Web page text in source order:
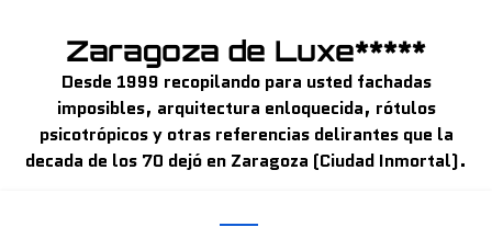
Zaragoza de Luxe*****
Desde 1999 recopilando para usted fachadas
imposibles, arquitectura enloquecida, rótulos
psicotrópicos y otras referencias delirantes que la
decada de los 70 dejó en Zaragoza (Ciudad Inmortal).